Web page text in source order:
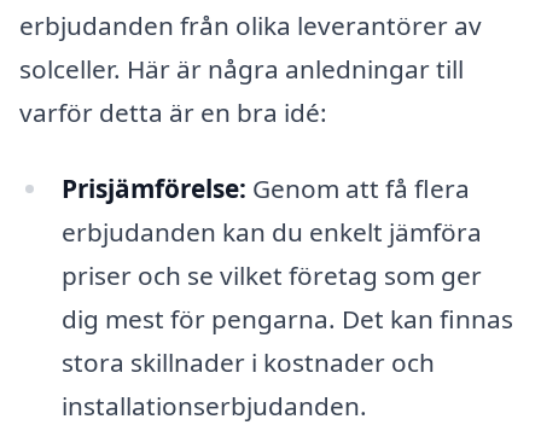
erbjudanden från olika leverantörer av
solceller. Här är några anledningar till
varför detta är en bra idé:
Prisjämförelse: Genom att få flera
erbjudanden kan du enkelt jämföra
priser och se vilket företag som ger
dig mest för pengarna. Det kan finnas
stora skillnader i kostnader och
installationserbjudanden.